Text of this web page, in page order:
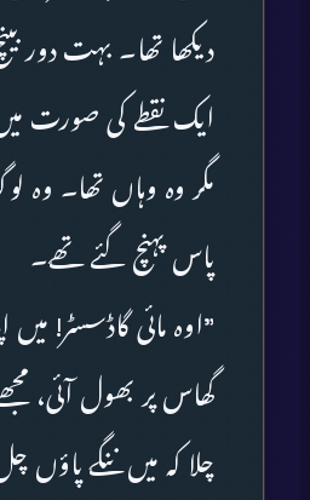
دیکھا تھا۔ بہت دور
ایک نقطے کی صورت
مگر وہ وہاں تھا۔
پاس پہنچ گئے تھے۔
”اوہ مائی گاڈسسٹر! میں
گھاس پر بھول آئی،
چلا کہ میں ننگے